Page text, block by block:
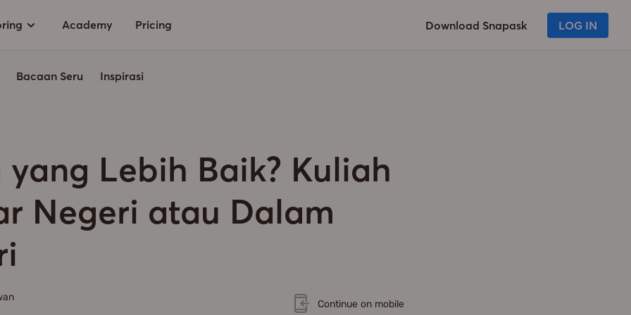
Academy Pricing Download Snapask LOG IN
Bacaan Seru Inspirasi
yang Lebih Baik? Kuliah
Negeri atau Dalam
Continue on mobile